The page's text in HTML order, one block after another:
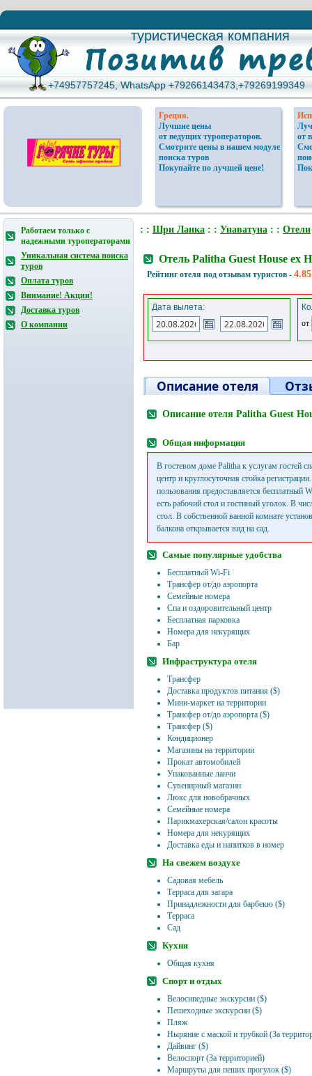
туристическая компания
туристическая компания
+74957757245, WhatsApp +79266143473,+79269199349
+74957757245, WhatsApp +79266143473,+79269199349
Греция.
Лучшие цены
от ведущих туроператоров.
Смотрите цены в нашем модуле
поиска туров
Покупайте по лучшей цене!
от
Работаем только с
надежными туроператорами
Уникальная система поиска
туров
Оплата туров
Внимание! Акции!
Доставка туров
О компании
: : Шри Ланка : : Унаватуна : : Отели
Отель Palitha Guest House
Рейтинг отеля под отзывам туристов -
Дата вылета:
от
Описание отеля
Описание отеля Palitha Guest
Общая информация
В гостевом доме Palitha к услугам гостей
центр и круглосуточная стойка
пользования предоставляется
есть рабочий стол и гостиный уголок. В
стол. В собственной ванной комнате
балкона открывается вид на сад.
Самые популярные удобства
Бесплатный Wi-Fi
Трансфер от/до аэропорта
Семейные номера
Спа и оздоровительный центр
Бесплатная парковка
Номера для некурящих
Бар
Инфраструктура отеля
Трансфер
Доставка продуктов питания ($)
Мини-маркет на территории
Трансфер от/до аэропорта ($)
Трансфер ($)
Кондиционер
Магазины на территории
Прокат автомобилей
Упакованные ланчи
Сувенирный магазин
Люкс для новобрачных
Семейные номера
Парикмахерская/салон красоты
Номера для некурящих
Доставка еды и напитков в номер
На свежем воздухе
Садовая мебель
Терраса для загара
Принадлежности для барбекю ($)
Терраса
Сад
Кухня
Общая кухня
Спорт и отдых
Велосипедные экскурсии ($)
Пешеходные экскурсии ($)
Пляж
Ныряние с маской и трубкой (За
Дайвинг ($)
Велоспорт (За территорией)
Маршруты для пеших прогулок ($)